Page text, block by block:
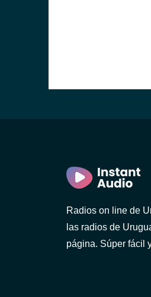
Radios on line de
las radios de
página. Súper fácil